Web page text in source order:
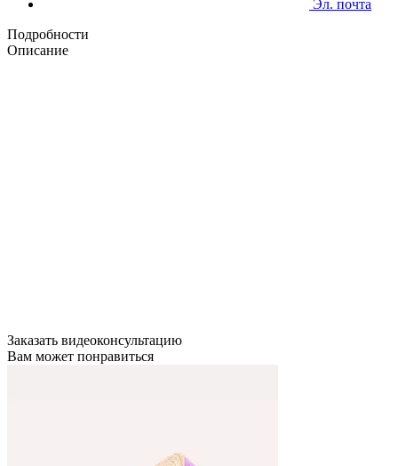
Эл. почта
Подробности
Описание
Заказать видеоконсультацию
Вам может понравиться